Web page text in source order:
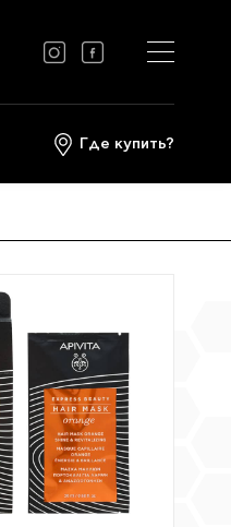
Где купить?